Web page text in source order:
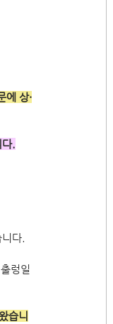
에 상·
다.
다.
렁일
습니